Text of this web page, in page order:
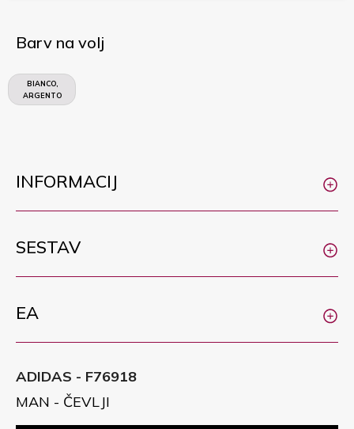
Barv na volj
BIANCO,
ARGENTO
INFORMACIJ
SESTAV
EA
ADIDAS - F76918
MAN - ČEVLJI